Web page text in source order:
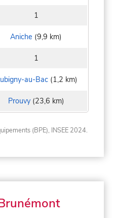
1
Aniche (9,9 km)
1
au-Bac(1,2 km)
Prouvy(23,6 km)
(BPE), INSEE 2024.